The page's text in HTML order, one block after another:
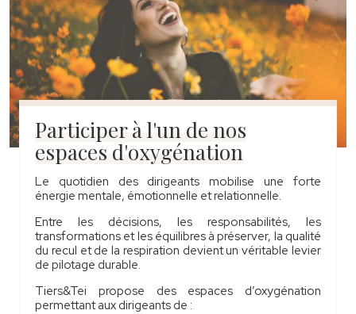
Participer à l'un de nos
espaces d'oxygénation
Le quotidien des dirigeants mobilise une forte
énergie mentale, émotionnelle et relationnelle.
Entre les décisions, les responsabilités, les
transformations et les équilibres à préserver, la qualité
du recul et de la respiration devient un véritable levier
de pilotage durable.
Tiers&Tei propose des espaces d’oxygénation
permettant aux dirigeants de :